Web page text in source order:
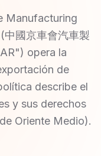
Manufacturing
國京車會汽車製
opera la
de
describe el
y sus derechos
Oriente Medio).